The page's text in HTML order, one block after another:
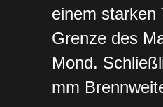
einem starken
Grenze des
Mond.
mm